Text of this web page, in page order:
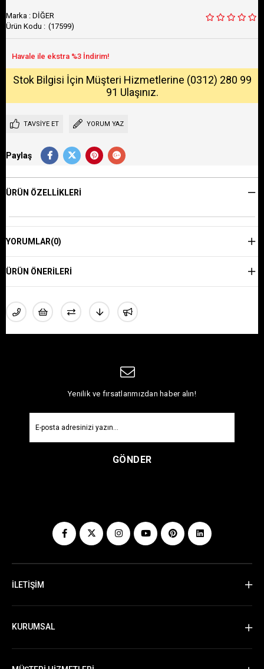
Marka : DİĞER
(17599)
Stok Bilgisi İçin Müşteri Hizmetlerine (0312) 280 99
91 Ulaşınız.
TAVSIYE ET YORUM YAZ
Paylaş
ÜRÜN ÖZELLIKLERI
YORUMLAR(0)
ÜRÜN ÖNERILERI
Yenilik ve fırsatlarımızdan haber alın!
GÖNDER
İLETİŞİM
KURUMSAL